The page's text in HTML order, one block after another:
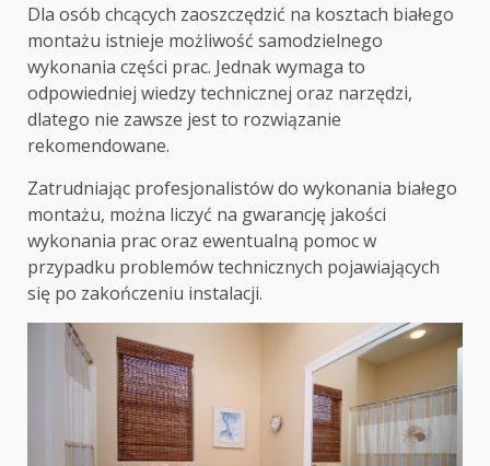
Dla osób chcących zaoszczędzić na kosztach białego
montażu istnieje możliwość samodzielnego
wykonania części prac. Jednak wymaga to
odpowiedniej wiedzy technicznej oraz narzędzi,
dlatego nie zawsze jest to rozwiązanie
rekomendowane.
Zatrudniając profesjonalistów do wykonania białego
montażu, można liczyć na gwarancję jakości
wykonania prac oraz ewentualną pomoc w
przypadku problemów technicznych pojawiających
się po zakończeniu instalacji.